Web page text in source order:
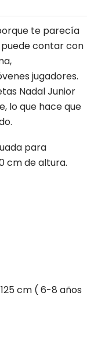
te parecía
puede contar con
jugadores.
Nadal Junior
lo que hace que
para
cm de altura.
cm ( 6-8 años